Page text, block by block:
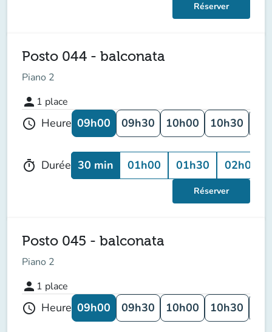
Réserver
Posto 044 - balconata
Piano 2
person 1 place
schedule Heure 09h00 09h30 10h00 10h30
timer Durée 30 min 01h00 01h30 02h00
Réserver
Posto 045 - balconata
Piano 2
person 1 place
schedule Heure 09h00 09h30 10h00 10h30